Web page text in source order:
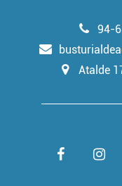
94-
Atalde